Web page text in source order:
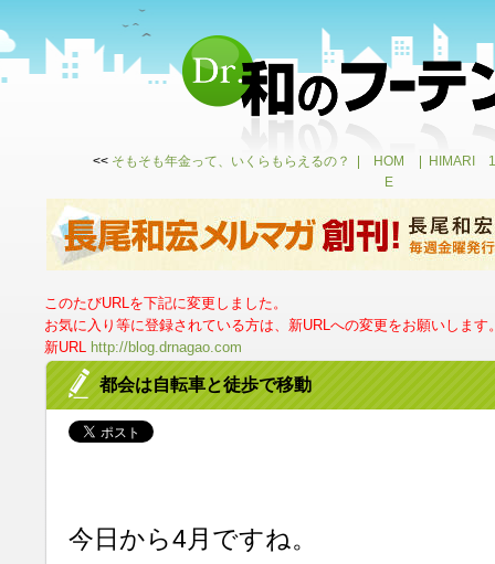
<< そもそも年金って、いくらもらえるの？
HOM
E
HIMARI
このたびURLを下記に変更しました。
お気に入り等に登録されている方は、新URLへの変更をお願いします
新URL http://blog.drnagao.com
都会は自転車と徒歩で移動
今日から4月ですね。